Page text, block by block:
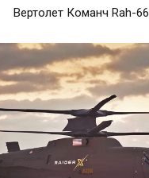
Вертолет Команч Rah-66